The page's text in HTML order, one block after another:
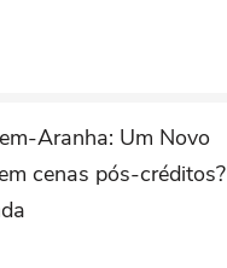
Aranha: Um Novo
cenas pós-créditos?